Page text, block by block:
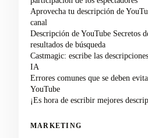
Aprovecha tu descripción de
canal
Descripción de YouTube Secretos
resultados de búsqueda
Castmagic: escribe las
IA
Errores comunes que se deben
YouTube
¡Es hora de escribir mejores
MARKETING